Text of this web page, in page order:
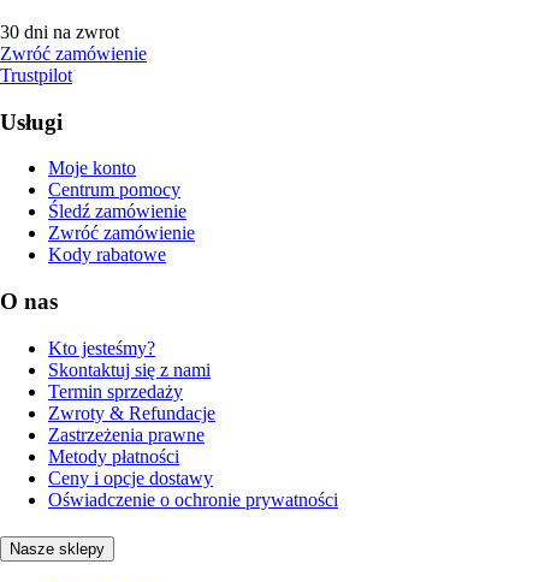
30 dni na zwrot
Zwróć zamówienie
Trustpilot
Usługi
Moje konto
Centrum pomocy
Śledź zamówienie
Zwróć zamówienie
Kody rabatowe
O nas
Kto jesteśmy?
Skontaktuj się z nami
Termin sprzedaży
Zwroty & Refundacje
Zastrzeżenia prawne
Metody płatności
Ceny i opcje dostawy
Oświadczenie o ochronie prywatności
Nasze sklepy